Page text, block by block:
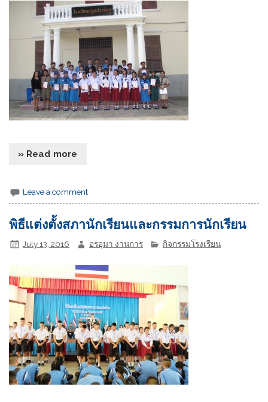
» Read more
Leave a comment
พิธีแต่งตั้งสภานักเรียนและกรรมการนักเรียน
July 13, 2016 อรอุมา งานการ กิจกรรมโรงเรียน